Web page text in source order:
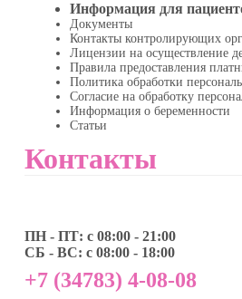
Информация для
Документы
Контакты контролирующих
Лицензии на осуществление
Правила предоставления
Политика обработки
Согласие на обработку
Информация о беременности
Статьи
Контакты
ПН - ПТ: с 08:00 - 21:00
СБ - ВС: с 08:00 - 18:00
+7 (34783) 4-08-08